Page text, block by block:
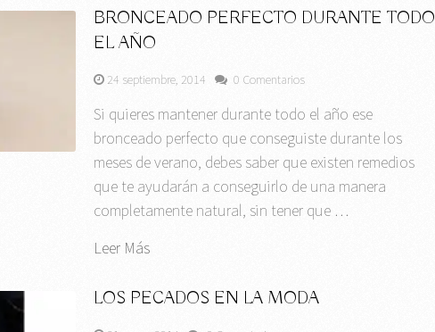
BRONCEADO PERFECTO DURANTE TODO
EL AÑO
24 septiembre, 2014 0 Comentarios
Si quieres mantener durante todo el año ese
bronceado perfecto que conseguiste durante los
meses de verano, debes saber que existen remedios
que te ayudarán a conseguirlo de una manera
completamente natural, sin tener que …
Leer Más
LOS PECADOS EN LA MODA